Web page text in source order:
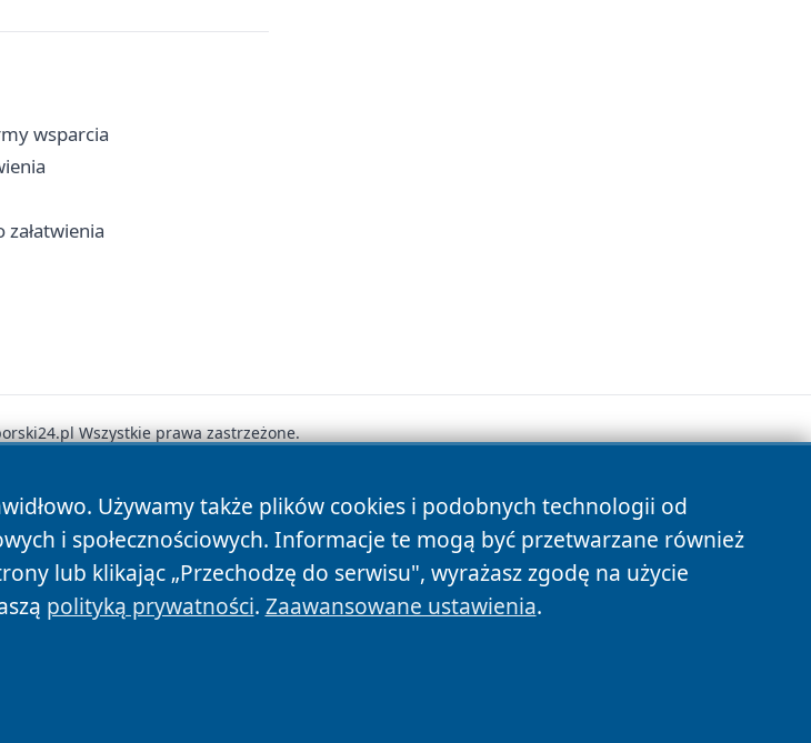
wsparcia
Używamy także plików cookies i podobnych technologii od
i społecznościowych. Informacje te mogą być przetwarzane również
lub klikając „Przechodzę do serwisu", wyrażasz zgodę na użycie
polityką prywatności. Zaawansowane ustawienia.
Wszystkie prawa zastrzeżone.
Prywatności Polityka Cookies